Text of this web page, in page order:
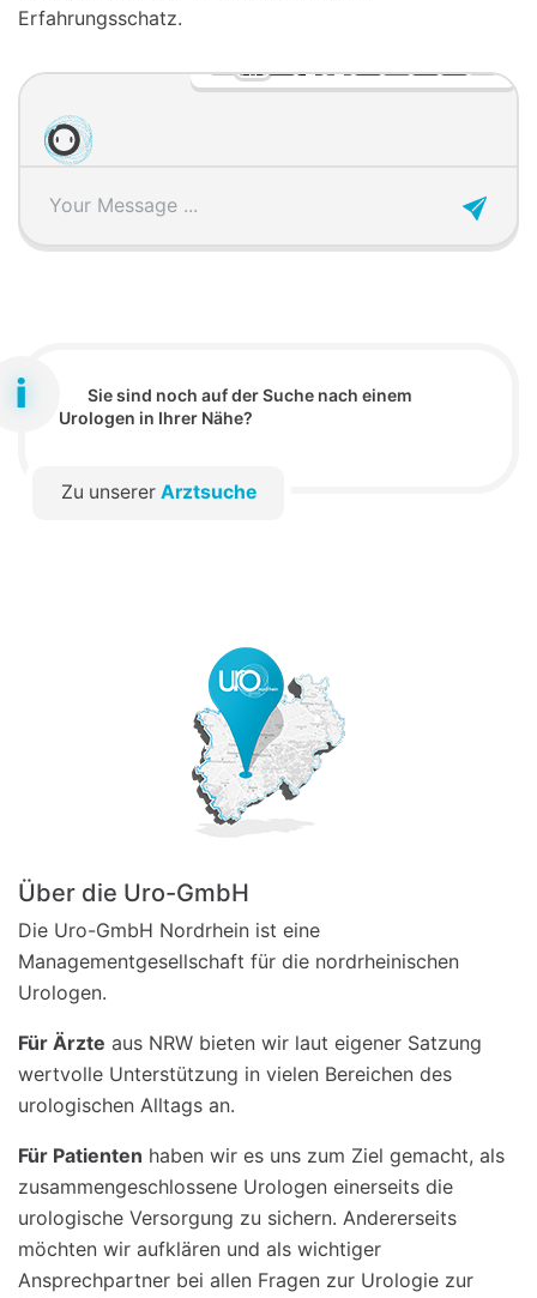
Erfahrungsschatz.
Sie sind noch auf der Suche nach einem
Urologen in Ihrer Nähe?
Zu unserer Arztsuche
Über die Uro-GmbH
Die Uro-GmbH Nordrhein ist eine
Managementgesellschaft für die nordrheinischen
Urologen.
Für Ärzte aus NRW bieten wir laut eigener Satzung
wertvolle Unterstützung in vielen Bereichen des
urologischen Alltags an.
Für Patienten haben wir es uns zum Ziel gemacht, als
zusammengeschlossene Urologen einerseits die
urologische Versorgung zu sichern. Andererseits
möchten wir aufklären und als wichtiger
Ansprechpartner bei allen Fragen zur Urologie zur